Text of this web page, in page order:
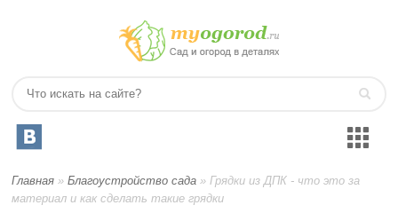
Главная »Благоустройство сада »Грядки из ДПК - что это за
материал и как сделать такие грядки